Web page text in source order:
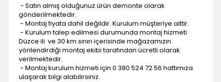
- Satın almış olduğunuz ürün demonte olarak
gönderilmektedir.
- Montaj fiyata dahil değildir. Kurulum müşteriye aittir.
- Kurulum talep edilmesi durumunda montaj hizmeti
Düzce ili ve 30 km sınırı içerisinde mağazamızın
yönlendirdiği montaj ekibi tarafından ücretli olarak
verilmektedir.
- Montaj kurulum hizmeti için 0 380 524 72 56 hattımıza
ulaşarak bilgi alabilirsiniz.